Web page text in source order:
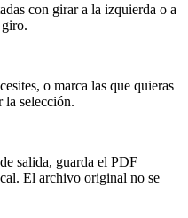
con girar a la izquierda o a
o marca las que quieras
la selección.
salida, guarda el PDF
El archivo original no se